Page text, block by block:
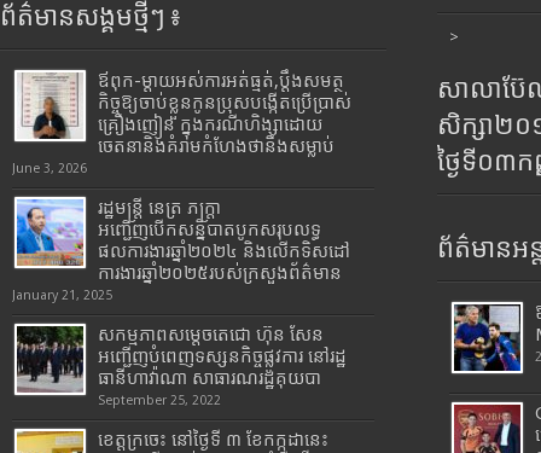
ព័ត៌មានសង្គមថ្មីៗ ៖
ឪពុក-ម្ដាយអស់ការអត់ធ្មត់,ប្ដឹងសមត្ថ
កិច្ចឱ្យចាប់ខ្លួនកូនប្រុសបង្កើតប្រើប្រាស់
គ្រឿងញៀន ក្នុងករណីហិង្សាដោយ
ចេតនានិងគំរាមកំហែងថានឹងសម្លាប់
June 3, 2026
រដ្ឋមន្រ្តី​ នេត្រ​ ភក្ត្រា​
អញ្ជើញបើកសន្និបាតបូកសរុបលទ្ធ
ផលការងារឆ្នាំ២០២៤ និងលើកទិសដៅ
ការងារឆ្នាំ២០២៥របស់​ក្រសួង​ព័ត៌មាន​
January 21, 2025
សកម្មភាពសម្តេចតេជោ ហ៊ុន សែន
អញ្ជើញបំពេញទស្សនកិច្ចផ្លូវការ នៅរដ្ឋ
ធានីហាវ៉ាណា សាធារណរដ្ឋគុយបា
September 25, 2022
ខេត្តក្រចេះ នៅថ្ងៃទី ៣ ខែកក្កដានេះ
>
សាលាប៊ែ
សិក្សា២
ថ្ងៃទី០៣
ព័ត៌មានអន្